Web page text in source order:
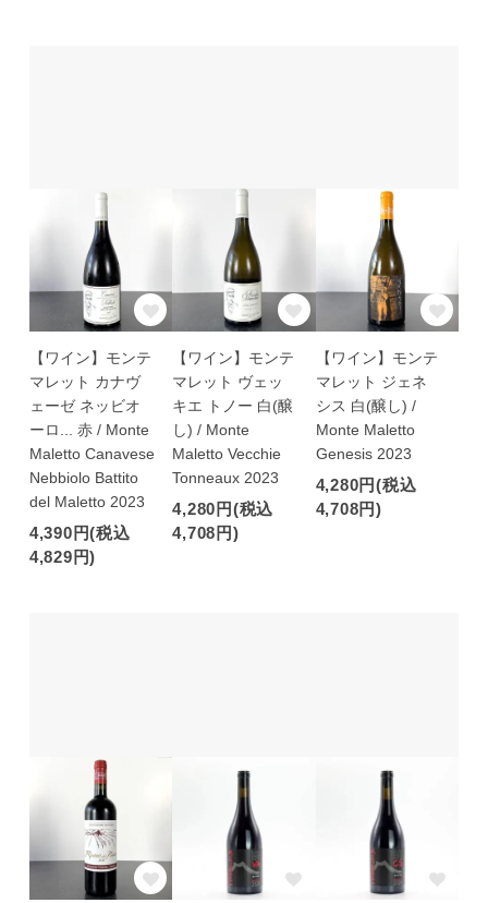
【ワイン】モンテ
マレット カナヴ
ェーゼ ネッビオ
ーロ... 赤 / Monte
Maletto Canavese
Nebbiolo Battito
del Maletto 2023
4,390円(税込
4,829円)
【ワイン】モンテ
マレット ヴェッ
キエ トノー 白(醸
し) / Monte
Maletto Vecchie
Tonneaux 2023
4,280円(税込
4,708円)
【ワイン】モンテ
マレット ジェネ
シス 白(醸し) /
Monte Maletto
Genesis 2023
4,280円(税込
4,708円)